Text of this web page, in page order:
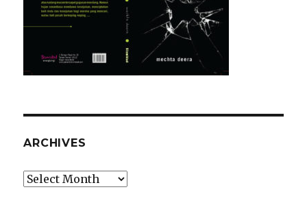
ARCHIVES
Archives